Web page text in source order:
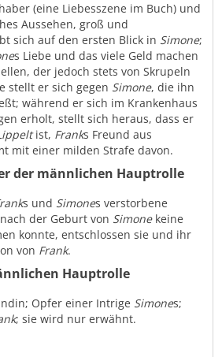
(eine Liebesszene im Buch) und
Aussehen, groß und
sich auf den ersten Blick in Simone;
s Liebe und das viele Geld machen
der jedoch stets von Skrupeln
stellt er sich gegen Simone, die ihn
während er sich im Krankenhaus
erholt, stellt sich heraus, dass er
ist, Franks Freund aus
mit einer milden Strafe davon.
der männlichen Hauptrolle
s und Simones verstorbene
der Geburt von Simonekeine
konnte, entschlossen sie und ihr
von Frank.
Hauptrolle
Opfer einer Intrige Simones;
; sie wird nur erwähnt.